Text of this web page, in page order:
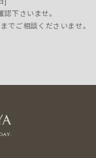
認下さいませ。
でご相談くださいませ。